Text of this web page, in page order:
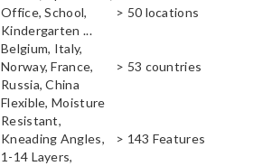
Office, School,
Kindergarten ...
> 50 locations
Belgium, Italy,
Norway, France,
Russia, China
> 53 countries
Flexible, Moisture
Resistant,
Kneading Angles,
1-14 Layers,
> 143 Features